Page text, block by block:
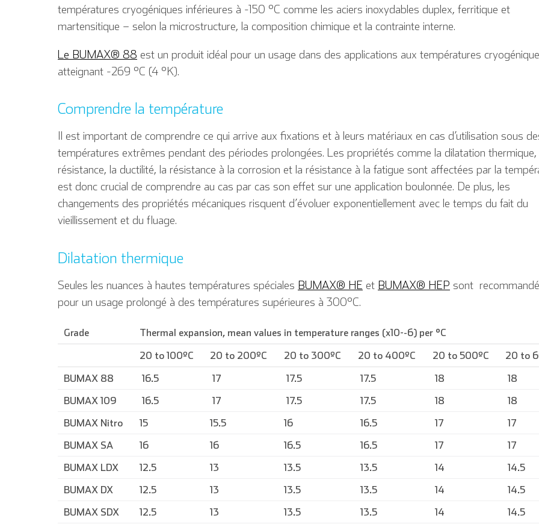
English Deutsch Español Français
températures cryogéniques inférieures à -150 °C comme les aciers inoxydables duplex, ferritique et
martensitique – selon la microstructure, la composition chimique et la contrainte interne.
Le BUMAX® 88 est un produit idéal pour un usage dans des applications aux températures
atteignant -269 °C (4 °K).
Comprendre la température
Il est important de comprendre ce qui arrive aux fixations et à leurs matériaux en cas d’utilisation sous
températures extrêmes pendant des périodes prolongées. Les propriétés comme la dilatation thermique,
résistance, la ductilité, la résistance à la corrosion et la résistance à la fatigue sont affectées par la
est donc crucial de comprendre au cas par cas son effet sur une application boulonnée. De plus, les
changements des propriétés mécaniques risquent d’évoluer exponentiellement avec le temps du fait du
vieillissement et du fluage.
Dilatation thermique
Seules les nuances à hautes températures spéciales BUMAX® HE et BUMAX® HEP sont
pour un usage prolongé à des températures supérieures à 300°C.
Grade Thermal expansion, mean values in temperature ranges (x10^-6) per °C
20 to 100ºC 20 to 200ºC 20 to 300ºC 20 to 400ºC 20 to 500ºC 20 to
BUMAX 88 16.5 17 17.5 17.5 18 18
BUMAX 109 16.5 17 17.5 17.5 18 18
BUMAX Nitro 15 15.5 16 16.5 17 17
BUMAX SA 16 16 16.5 16.5 17 17
BUMAX LDX 12.5 13 13.5 13.5 14 14.5
BUMAX DX 12.5 13 13.5 13.5 14 14.5
BUMAX SDX 12.5 13 13.5 13.5 14 14.5